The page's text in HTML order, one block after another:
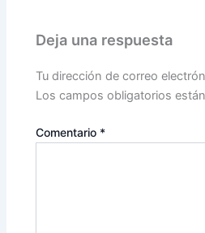
Deja una respuesta
Tu dirección de correo
Los campos obligatorios
Comentario *